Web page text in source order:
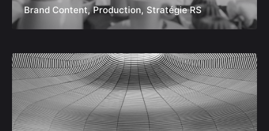
Brand Content Production Stratégie RS